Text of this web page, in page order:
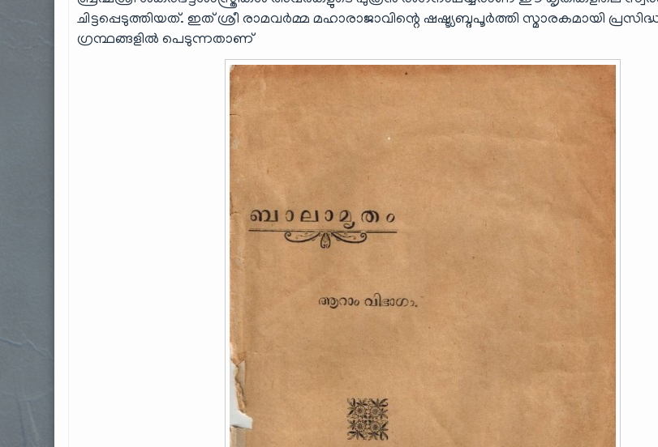
ചിട്ടപ്പെടുത്തിയത്. ഇത് ശ്രീ രാമവര്‍മ്മ മഹാരാജാവിന്റെ ഷഷ്ട്യബ്ദപൂര്‍ത്തി സ്മാരകമായി
ഗ്രന്ഥങ്ങളില്‍ പെടുന്നതാണ്